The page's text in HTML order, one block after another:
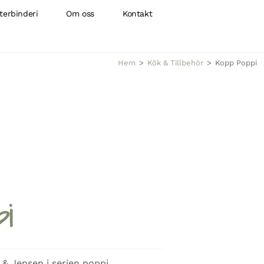
Om oss Kontakt
Hem > Kök & Tillbehör > Kopp Poppi